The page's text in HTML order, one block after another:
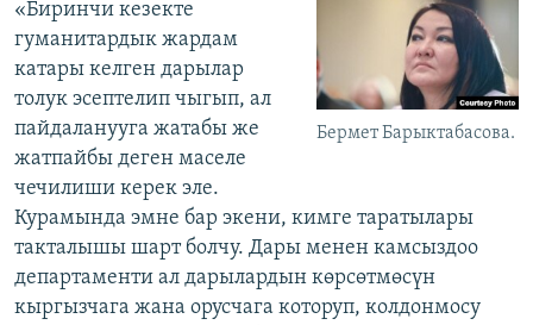
Бермет Барыктабасова.
«Биринчи кезекте
гуманитардык жардам
катары келген дарылар
толук эсептелип чыгып, ал
пайдаланууга жатабы же
жатпайбы деген маселе
чечилиши керек эле.
Курамында эмне бар экени, кимге таратылары
такталышы шарт болчу. Дары менен камсыздоо
департаменти ал дарылардын көрсөтмөсүн
кыргызчага жана орусчага которуп, колдонмосу